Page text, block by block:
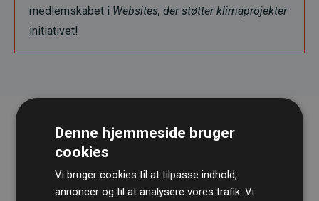
medlemskabet i Websites, der støtter klimaprojekter
initiativet!
Denne hjemmeside bruger
cookies
Vi bruger cookies til at tilpasse indhold,
annoncer og til at analysere vores trafik. Vi